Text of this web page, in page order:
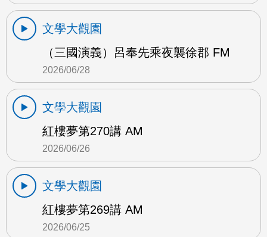
文學大觀園
（三國演義）呂奉先乘夜襲徐郡 FM
2026/06/28
文學大觀園
紅樓夢第270講 AM
2026/06/26
文學大觀園
紅樓夢第269講 AM
2026/06/25